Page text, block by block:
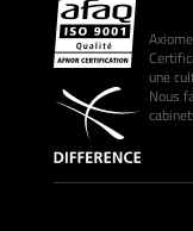
une
Nous